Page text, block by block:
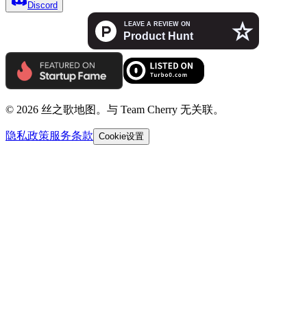
Discord
© 2026 丝之歌地图。与 Team Cherry 无关联。
隐私政策服务条款 Cookie设置